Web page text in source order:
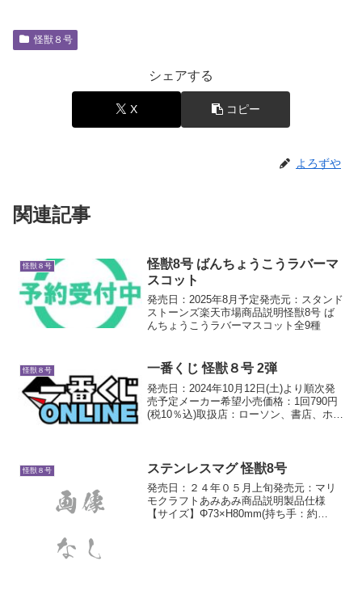
怪獣８号
シェアする
X コピー
よろずや
関連記事
怪獣８号
怪獣8号 ばんちょうこうラバーマ
スコット
発売日：2025年8月予定発売元：スタンド
ストーンズ楽天市場商品説明怪獣8号 ば
んちょうこうラバーマスコット全9種
怪獣８号 一番くじ 怪獣８号 2弾
発売日：2024年10月12日(土)より順次発
売予定メーカー希望小売価格：1回790円
(税10％込)取扱店：ローソン、書店、ホビ
怪獣８号 ステンレスマグ 怪獣8号
発売日：２４年０５月上旬発売元：マリ
モクラフトあみあみ商品説明製品仕様
【サイズ】Φ73×H80mm(持ち手：約